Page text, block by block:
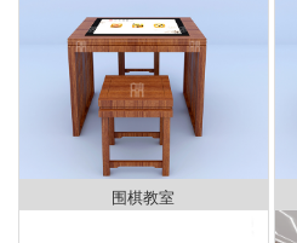
围棋教室